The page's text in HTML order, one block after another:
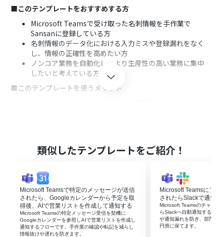
■このテンプレートをおすすめする方
Microsoft Teamsで受け取った名刺情報を手作業で
Sansanに登録している方
名刺情報のデータ化における入力ミスや登録漏れをなく
し、情報の正確性を高めたい方
ノンコア業務を自動化し、より生産性の高い業務に集中
したいと考えている方
■このテンプレートを使うメリット
■フローボットの流れ
Microsoft TeamsとSansanをYoomと連携します。
トリガーでMicrosoft Teamsを選択し、「チャネルにメ
ッセージが送信されたら」というアクションを設定しま
す。
オペレーションでAI機能の「テキストからデータを抽出す
る」を設定し、Microsoft Teamsのメッセージ内容から
名刺情報を抽出します。
類似したテンプレートをご紹介！
Microsoft Teamsで特定のメッセージが送信
されたら、Googleカレンダーから予定を取
得後、AIで営業リストを作成して通知する
Microsoft Teamsの特定メッセージ受信を契機に
Googleカレンダーを参照しAIで営業リストを作成し
通知するフローです。手作業の確認や転記を減らし
情報抜けや遅れを防ぎます。
Microsoft Teamsにフ
されたらSlackで通知
Microsoft Teamsのチャネ
らSlackへ自動通知するフ
や通知漏れを防ぎ、部門間
円滑に保てます。